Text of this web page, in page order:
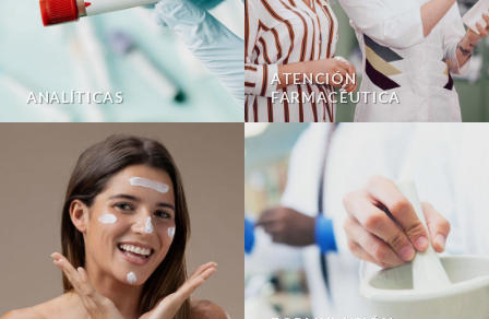
ANALÍTICAS
ATENCIÓN
FARMACÉUTICA